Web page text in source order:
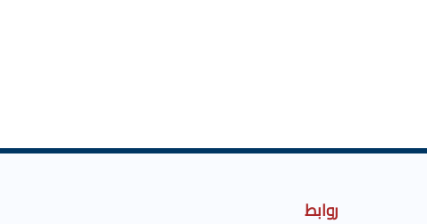
روابط